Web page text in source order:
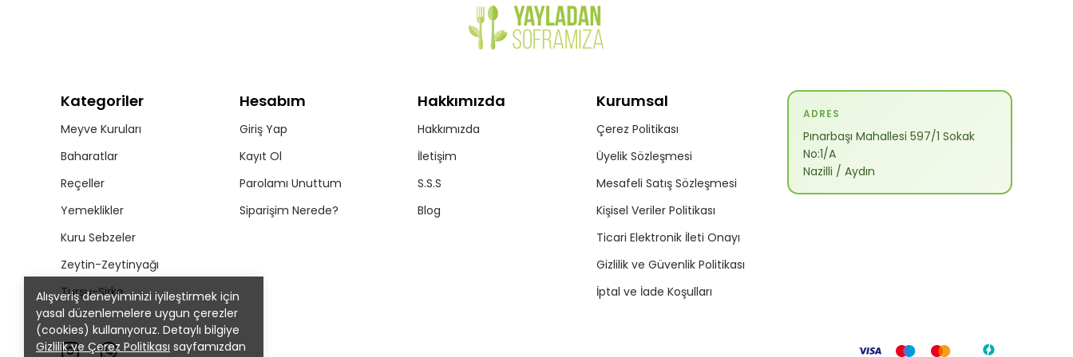
Alışveriş deneyiminizi iyileştirmek için
yasal düzenlemelere uygun çerezler
(cookies) kullanıyoruz. Detaylı bilgiye
Gizlilik ve Çerez Politikası sayfamızdan
Kategoriler
Meyve Kuruları
Baharatlar
Reçeller
Yemeklikler
Kuru Sebzeler
Zeytin-Zeytinyağı
Turşu-Sirke
Hesabım
Giriş Yap
Kayıt Ol
Parolamı Unuttum
Siparişim Nerede?
Hakkımızda
Hakkımızda
İletişim
S.S.S
Blog
Kurumsal
Çerez Politikası
Üyelik Sözleşmesi
Mesafeli Satış Sözleşmesi
Kişisel Veriler Politikası
Ticari Elektronik İleti Onayı
Gizlilik ve Güvenlik Politikası
İptal ve İade Koşulları
ADRES
Pınarbaşı Mahallesi 597/1 Sokak
No:1/A
Nazilli / Aydın